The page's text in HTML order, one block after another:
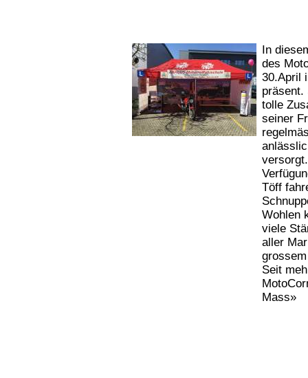
In
des
30.April
präsent.
tolle
seiner
Töff
Wohlen
viele
aller
Seit
Mass»